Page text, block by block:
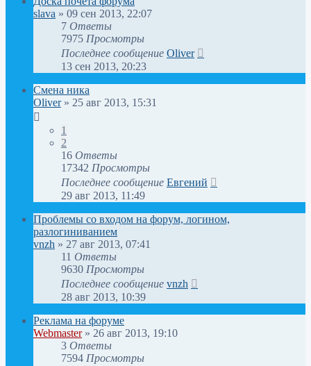
slava » 09 сен 2013, 22:07
7 Ответы
7975 Просмотры
Последнее сообщение Oliver
13 сен 2013, 20:23
Смена ника
Oliver» 25 авг 2013, 15:31
1
2
16 Ответы
17342 Просмотры
Последнее сообщение Евгений
29 авг 2013, 11:49
Проблемы со входом на форум, логином,
разлогиниванием
vnzh » 27 авг 2013, 07:41
11 Ответы
9630 Просмотры
Последнее сообщение vnzh
28 авг 2013, 10:39
Реклама на форуме
Webmaster» 26 авг 2013, 19:10
3 Ответы
7594 Просмотры